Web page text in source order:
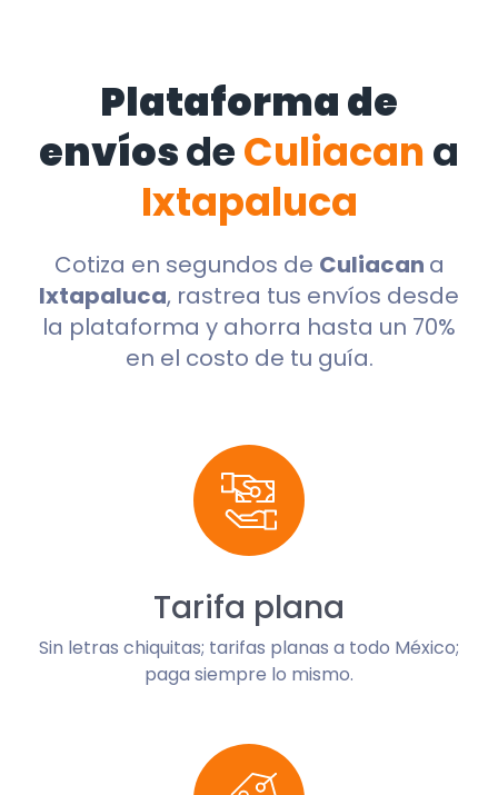
Plataforma de
envíosdeCuliacan a
Ixtapaluca
Cotiza en segundos de Culiacan a
Ixtapaluca, rastrea tus envíos desde
la plataforma y ahorra hasta un 70%
en el costo de tu guía.
Tarifa plana
Sin letras chiquitas; tarifas planas a todo México;
paga siempre lo mismo.